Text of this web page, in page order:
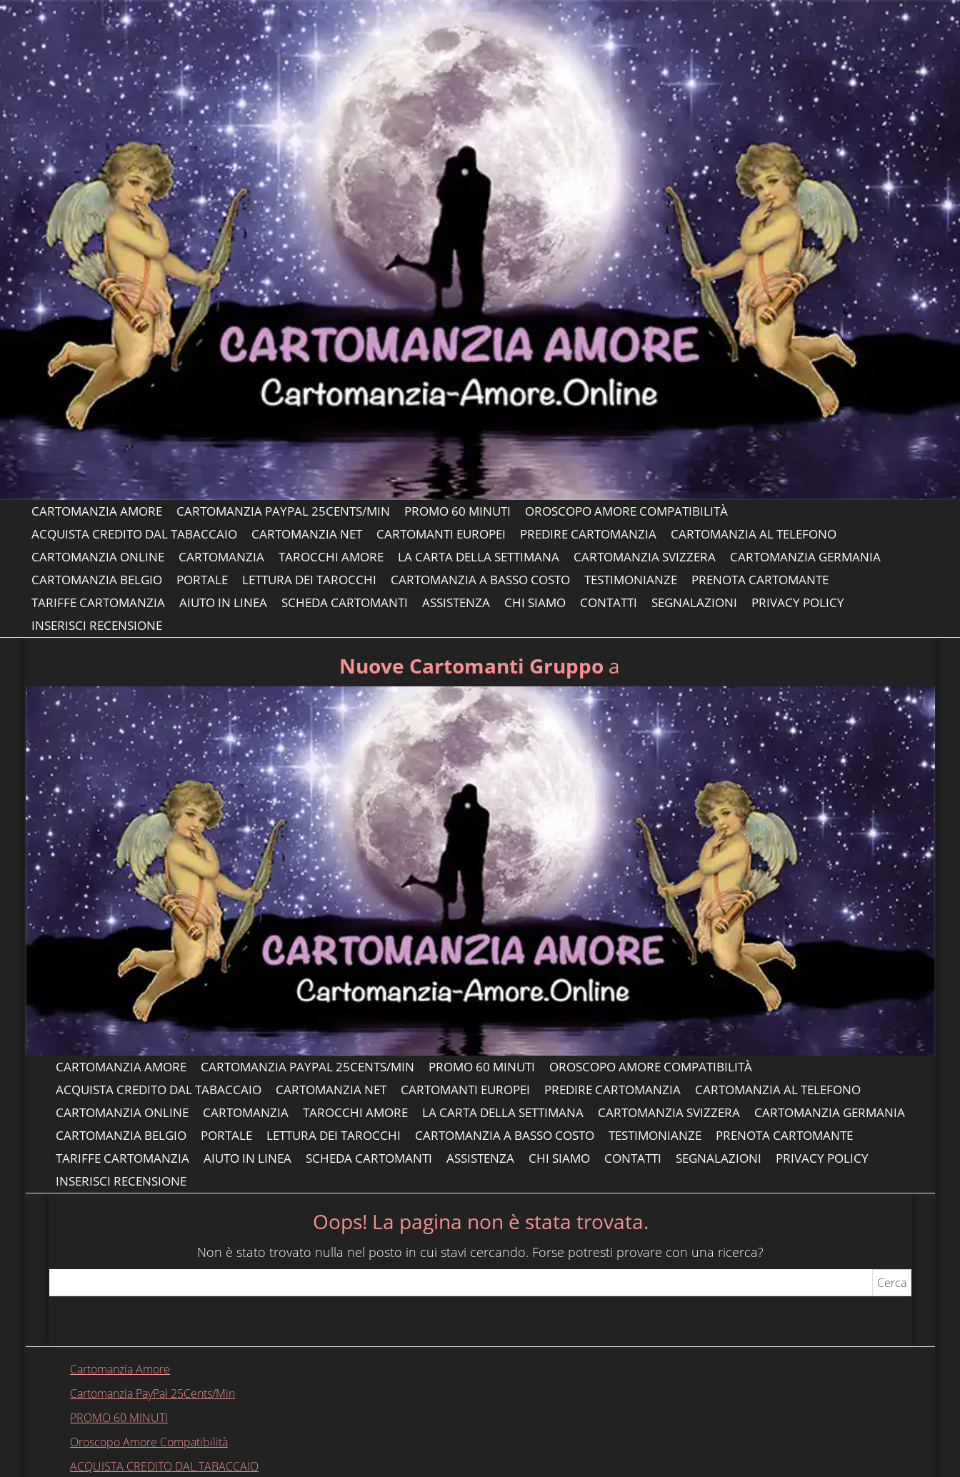
CARTOMANZIA AMORE
CARTOMANZIA AMORE CARTOMANZIA PAYPAL 25CENTS/MIN PROMO 60 MINUTI
OROSCOPO AMORE COMPATIBILITÀ
ACQUISTA CREDITO DAL TABACCAIO
CARTOMANZIA NET CARTOMANTI EUROPEI PREDIRE CARTOMANZIA
CARTOMANZIA AL TELEFONO
CARTOMANZIA ONLINE
CARTOMANZIA TAROCCHI AMORE LA CARTA DELLA SETTIMANA CARTOMANZIA SVIZZERA
CARTOMANZIA GERMANIA
CARTOMANZIA BELGIO
PORTALE LETTURA DEI TAROCCHI CARTOMANZIA A BASSO COSTO TESTIMONIANZE
PRENOTA CARTOMANTE
TARIFFE CARTOMANZIA
AIUTO IN LINEA SCHEDA CARTOMANTI ASSISTENZA CHI SIAMO CONTATTI SEGNALAZIONI
PRIVACY POLICY
INSERISCI RECENSIONE
Nuove Cartomanti Gruppo a